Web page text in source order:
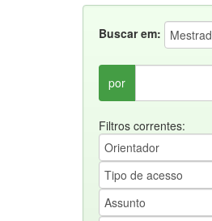
Buscar em:
por
Filtros correntes: